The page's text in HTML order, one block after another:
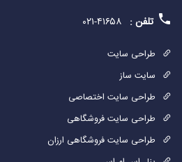
تلفن : ۴۱۶۵۸-۰۲۱
طراحی سایت
سایت ساز
طراحی سایت اختصاصی
طراحی سایت فروشگاهی
طراحی سایت فروشگاهی ارزان